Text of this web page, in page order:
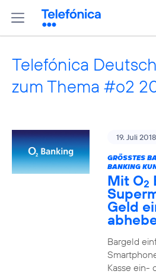
Telefónica
zum Thema #o2
19. Juli 2018
GRÖSSTES
BANKING
Mit O2
Geld
Bargeld
Kasse ein-